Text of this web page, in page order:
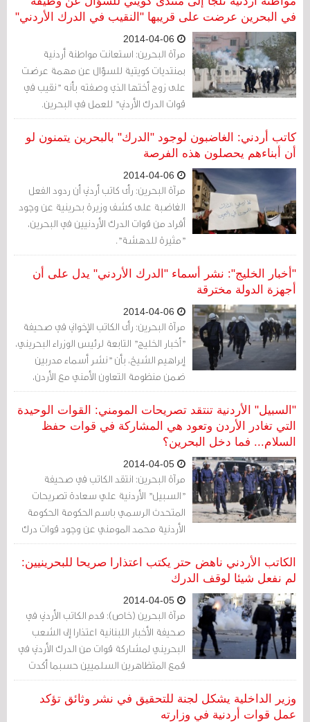
لغايات التدريب ضمن منظومة التعاون الأمني
بين مملكة البحرين والمملكة الأردنية
في البحرين عرضت على قريبها "النقيب في الدرك الأردني"
مرآة البحرين: استعانت مواطنة أردنية
بمنتديات كويتية للسؤال عن مهمة عرضت
على زوج أختها الذي وصفته بأنه "نقيب في
قوات الدرك الأردني" للعمل في البحرين.
كاتب أردني: الغاضبون لوجود "الدرك" بالبحرين يتمنون لو
أن أبناءهم يحصلون هذه الفرصة
مرآة البحرين: رأى كاتب أردني أن ردود الفعل
الغاضبة على كشف وزيرة بحرينية عن وجود
أفراد من قوات الدرك الأردنيين في البحرين،
"مثيرة للدهشة".
"أخبار الخليج": نشر أسماء "الدرك الأردني" يدل على أن
أجهزة الدولة مخترقة
مرآة البحرين: رأى الكاتب الإخواني في صحيفة
"أخبار الخليج" التابعة لرئيس الوزراء البحريني،
إبراهيم الشيخ، بأن "نشر أسماء مدربين
ضمن منظومة التعاون الأمني مع الأردن،
لايكفيها لجنة تحقيق"
"السبيل" الأردنية تنتقد تصريحات المومني: القوات الوحيدة
التي تغادر الأردن وتعود هي المشاركة في قوات حفظ
السلام... فما دخل البحرين؟
مرآة البحرين: انتقد الكاتب في صحيفة
"السبيل" الأردنية علي سعادة تصريحات
المتحدث الرسمي باسم الحكومة الحكومة
الأردنية محمد المومني عن وجود قوات درك
أردنية في البحرين، داعيا إياه إلى "التزام
الصمت".
الكاتب الأردني ناهض حتر يكتب اعتذارا صريحا للبحرينيين:
لم نفعل شيئا لوقف الدرك
مرآة البحرين (خاص): قدم الكاتب الأردني في
صحيفة الأخبار اللبنانية اعتذارا إلى الشعب
البحريني لمشاركة قوات من الدرك الأردني في
قمع المتظاهرين السلميين حسبما أكدت
الوثائق.
وزير الداخلية يشكل لجنة للتحقيق في نشر وثائق تؤكد
عمل قوات أردنية في وزارته